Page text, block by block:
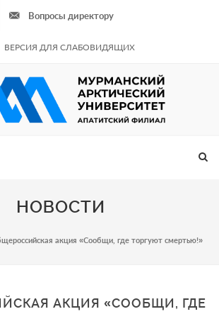
Вопросы директору
ВЕРСИЯ ДЛЯ СЛАБОВИДЯЩИХ
НОВОСТИ
акция «Сообщи, где торгуют смертью!»
АКЦИЯ «СООБЩИ, ГДЕ